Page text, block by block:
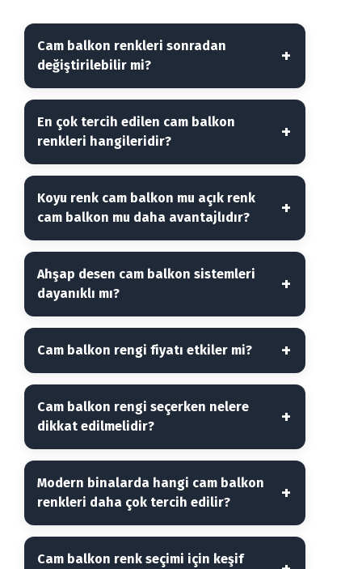
Cam balkon renkleri sonradan
değiştirilebilir mi?
En çok tercih edilen cam balkon
renkleri hangileridir?
Koyu renk cam balkon mu açık renk
cam balkon mu daha avantajlıdır?
Ahşap desen cam balkon sistemleri
dayanıklı mı?
Cam balkon rengi fiyatı etkiler mi?
Cam balkon rengi seçerken nelere
dikkat edilmelidir?
Modern binalarda hangi cam balkon
renkleri daha çok tercih edilir?
Cam balkon renk seçimi için keşif